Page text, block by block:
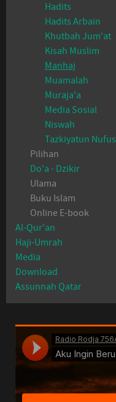
Hadits
Hadits Arbain
Khutbah Jum'at
Kisah Muslim
Manhaj
Muamalah
Muraja'a
Media Sosial
Niswah
Tazkiyatun Nufus
Pilihan
Do'a - Dzikir
Ulama
Buku Islam
Online E-book
Al-Qur'an
Haji-Umrah
Media
Download
Assunnah Qatar